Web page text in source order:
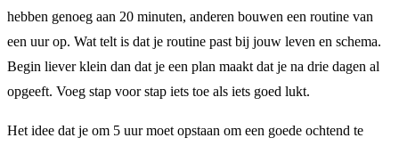
hebben genoeg aan 20 minuten, anderen bouwen een routine van
een uur op. Wat telt is dat je routine past bij jouw leven en schema.
Begin liever klein dan dat je een plan maakt dat je na drie dagen al
opgeeft. Voeg stap voor stap iets toe als iets goed lukt.
Het idee dat je om 5 uur moet opstaan om een goede ochtend te